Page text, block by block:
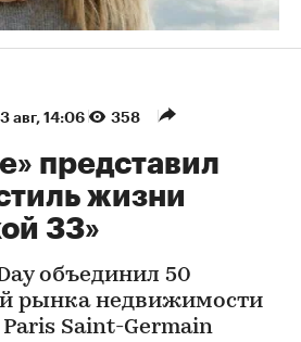
авг, 14:06 358
представил
жизни
33»
объединил 50
рынка недвижимости
Saint-Germain